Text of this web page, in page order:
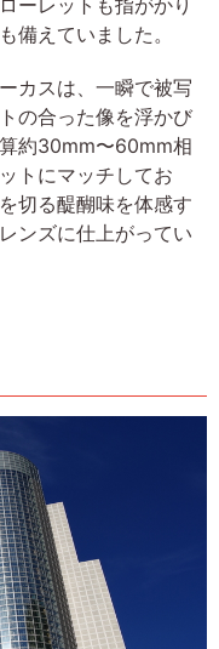
ーレットも指がかり
備えていました。
カスは、一瞬で被写
の合った像を浮かび
約30mm〜60mm相
トにマッチしてお
切る醍醐味を体感す
ンズに仕上がってい